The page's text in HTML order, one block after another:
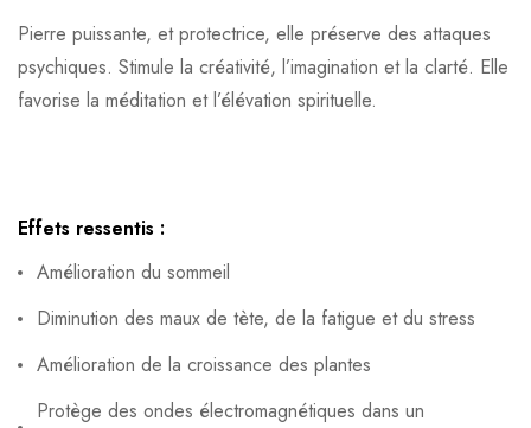
Pierre puissante, et protectrice, elle préserve des attaques
psychiques. Stimule la créativité, l’imagination et la clarté. Elle
favorise la méditation et l’élévation spirituelle.
Effets ressentis :
Amélioration du sommeil
Diminution des maux de tète, de la fatigue et du stress
Amélioration de la croissance des plantes
Protège des ondes électromagnétiques dans un